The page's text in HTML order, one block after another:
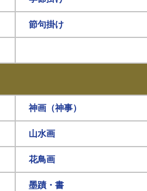
節句掛け
神画（神事）
山水画
花鳥画
墨蹟・書